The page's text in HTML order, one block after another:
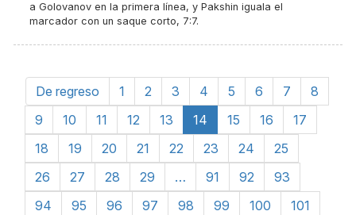
a Golovanov en la primera línea, y Pakshin iguala el
marcador con un saque corto, 7:7.
De regreso 1 2 3 4 5 6 7
8
9
10 11 12 13 14 15 16
17
18
19 20 21 22 23 24
25
26
27 28 29 … 91 92
93
94
95 96 97 98 99 100
101